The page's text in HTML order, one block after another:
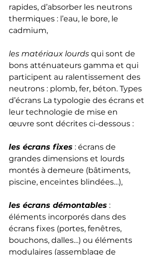
rapides, d’absorber les neutrons
thermiques : l’eau, le bore, le
cadmium,
les matériaux lourds qui sont de
bons atténuateurs gamma et qui
participent au ralentissement des
neutrons : plomb, fer, béton. Types
d’écrans La typologie des écrans et
leur technologie de mise en
œuvre sont décrites ci-dessous :
les écrans fixes : écrans de
grandes dimensions et lourds
montés à demeure (bâtiments,
piscine, enceintes blindées…),
les écrans démontables :
éléments incorporés dans des
écrans fixes (portes, fenêtres,
bouchons, dalles…) ou éléments
modulaires (assemblage de